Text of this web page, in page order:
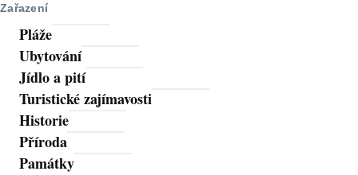
Zařazení
Pláže
Ubytování
Jídlo a pití
Turistické zajímavosti
Historie
Příroda
Památky